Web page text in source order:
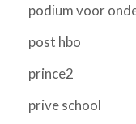
podium voor
post hbo
prince2
prive school